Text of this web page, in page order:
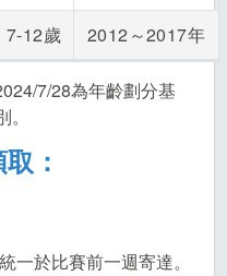
7-12歲 2012～2017年
7/28為年齡劃分基
：
一於比賽前一週寄達。